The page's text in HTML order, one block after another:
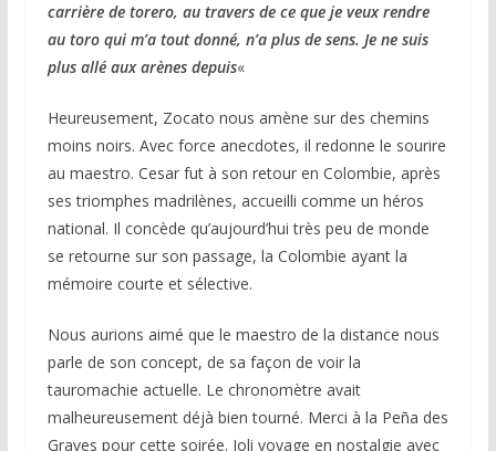
carrière de torero, au travers de ce que je veux rendre
au toro qui m’a tout donné, n’a plus de sens. Je ne suis
plus allé aux arènes depuis«
Heureusement, Zocato nous amène sur des chemins
moins noirs. Avec force anecdotes, il redonne le sourire
au maestro. Cesar fut à son retour en Colombie, après
ses triomphes madrilènes, accueilli comme un héros
national. Il concède qu’aujourd’hui très peu de monde
se retourne sur son passage, la Colombie ayant la
mémoire courte et sélective.
Nous aurions aimé que le maestro de la distance nous
parle de son concept, de sa façon de voir la
tauromachie actuelle. Le chronomètre avait
malheureusement déjà bien tourné. Merci à la Peña des
Graves pour cette soirée. Joli voyage en nostalgie avec